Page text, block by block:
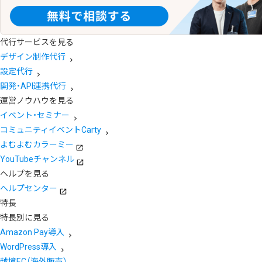
代行サービスを見る
デザイン制作代行
設定代行
開発・API連携代行
運営ノウハウを見る
イベント・セミナー
コミュニティイベントCarty
よむよむカラーミー
YouTubeチャンネル
ヘルプを見る
ヘルプセンター
特長
特長別に見る
Amazon Pay導入
WordPress導入